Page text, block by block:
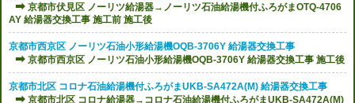
京都市伏見区 ノーリツ給湯器→ノーリツ石油給湯機付ふろがまOTQ-4706
AY 給湯器交換工事 施工前 施工後
京都市西京区 ノーリツ石油小形給湯機OQB-3706Y 給湯器交換工事
京都市西京区 ノーリツ石油小形給湯機OQB-3706Y 給湯器交換工事 施工後
京都市北区 コロナ石油給湯機付ふろがまUKB-SA472A(M) 給湯器交換工事
京都市北区 コロナ給湯器→コロナ石油給湯機付ふろがまUKB-SA472A(M)